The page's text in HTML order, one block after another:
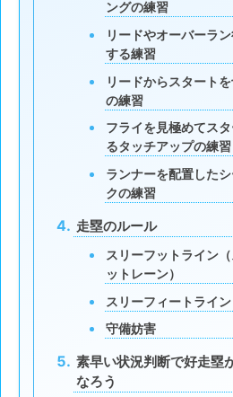
ングの練習
リードやオーバーラ
する練習
リードからスタート
の練習
フライを見極めてス
るタッチアップの練習
ランナーを配置した
クの練習
走塁のルール
スリーフットライン
ットレーン）
スリーフィートライン
守備妨害
素早い状況判断で好走塁
なろう